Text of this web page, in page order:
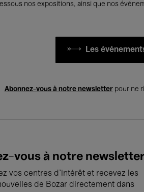
nos expositions, ainsi que nos
Les
Abonnez-vous à notre newsletterpour ne
vous à notre
vos centres d'intérêt et recevez les
de Bozar directement dans